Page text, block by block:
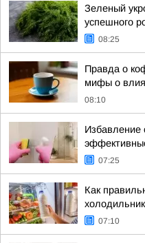
Зеленый
успешного
08:25
Правда о
мифы о
08:10
Избавление
07:25
Как
07:10